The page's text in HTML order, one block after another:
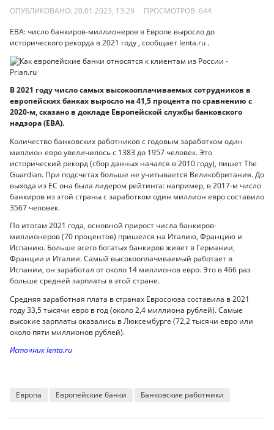
ОПУБЛИКОВАНО: 20.01.2023, 13:29 ПРОСМОТРОВ: 644
EBA: число банкиров-миллионеров в Европе выросло до
исторического рекорда в 2021 году , сообщает lenta.ru .
В 2021 году число самых высокооплачиваемых сотрудников в
европейских банках выросло на 41,5 процента по сравнению с
2020-м, сказано в докладе Европейской службы банковского
надзора (EBA).
Количество банковских работников с годовым заработком один
миллион евро увеличилось с 1383 до 1957 человек. Это
исторический рекорд (сбор данных начался в 2010 году), пишет The
Guardian. При подсчетах больше не учитывается Великобритания. До
выхода из ЕС она была лидером рейтинга: например, в 2017-м число
банкиров из этой страны с заработком один миллион евро составило
3567 человек.
По итогам 2021 года, основной прирост числа банкиров-
миллионеров (70 процентов) пришелся на Италию, Францию и
Испанию. Больше всего богатых банкиров живет в Германии,
Франции и Италии. Самый высокооплачиваемый работает в
Испании, он заработал от около 14 миллионов евро. Это в 466 раз
больше средней зарплаты в этой стране.
Средняя заработная плата в странах Евросоюза составила в 2021
году 33,5 тысячи евро в год (около 2,4 миллиона рублей). Самые
высокие зарплаты оказались в Люксембурге (72,2 тысячи евро или
около пяти миллионов рублей).
Источник lenta.ru
Европа Европейские банки Банковские работники